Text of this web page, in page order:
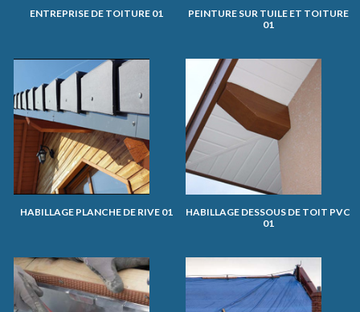
ENTREPRISE DE TOITURE 01
PEINTURE SUR TUILE ET TOITURE
01
HABILLAGE PLANCHE DE RIVE 01
HABILLAGE DESSOUS DE TOIT PVC
01